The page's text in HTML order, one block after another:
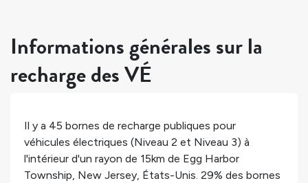
Informations générales sur la
recharge des VÉ
Il y a 45 bornes de recharge publiques pour
véhicules électriques (Niveau 2 et Niveau 3) à
l'intérieur d'un rayon de 15km de Egg Harbor
Township, New Jersey, États-Unis. 29% des bornes